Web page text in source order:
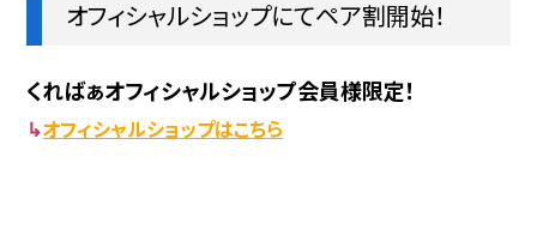
オフィシャルショップにてペア割開始！
くればぁオフィシャルショップ会員様限定！
↳オフィシャルショップはこちら